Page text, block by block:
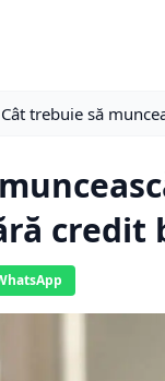
Cât trebuie să
credit